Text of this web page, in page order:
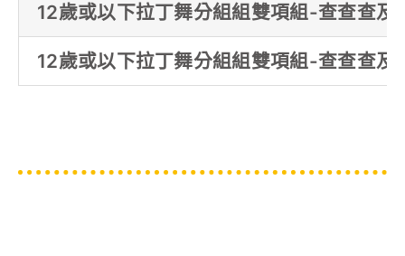
12歲或以下拉丁舞分組組雙項組-查查查及
12歲或以下拉丁舞分組組雙項組-查查查及